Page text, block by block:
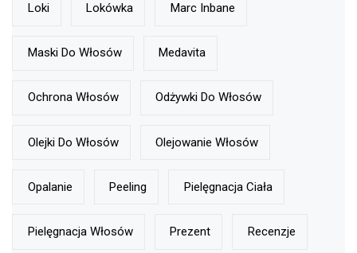
Loki Lokówka Marc Inbane
Maski Do Włosów Medavita
Ochrona Włosów Odżywki Do Włosów
Olejki Do Włosów Olejowanie Włosów
Opalanie Peeling Pielęgnacja Ciała
Pielęgnacja Włosów Prezent Recenzje